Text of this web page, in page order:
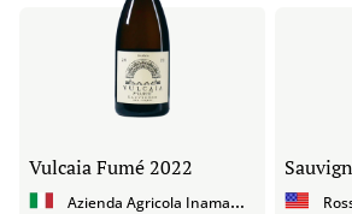
Vulcaia Fumé2022
A
zienda Agricola Inama
,Venetien